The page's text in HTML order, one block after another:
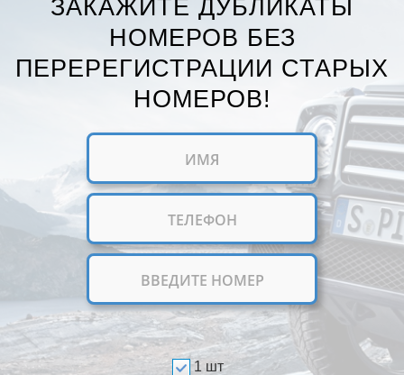
ЗАКАЖИТЕ ДУБЛИКАТЫ
НОМЕРОВ БЕЗ
ПЕРЕРЕГИСТРАЦИИ СТАРЫХ
НОМЕРОВ!
1 шт